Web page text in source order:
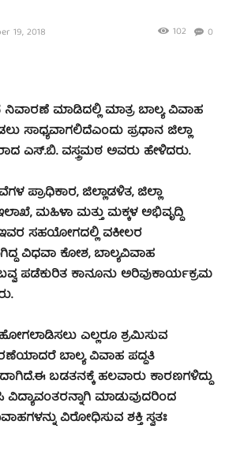
19, 2018 0
102
ಮಾಡಿದಲ್ಲಿ ಮಾತ್ರ ಬಾಲ್ಯ ವಿವಾಹ
ಸಾಧ್ಯವಾಗಲಿದೆಎಂದು ಪ್ರಧಾನ ಜಿಲ್ಲಾ
ಎಸ್.ಬಿ. ವಸ್ತ್ರಮಠ ಅವರು ಹೇಳಿದರು.
ಪ್ರಾಧಿಕಾರ, ಜಿಲ್ಲಾಡಳಿತ, ಜಿಲ್ಲಾ
ಮಹಿಳಾ ಮತ್ತು ಮಕ್ಕಳ ಅಭಿವೃದ್ದಿ
ಸಹಯೋಗದಲ್ಲಿ ವಕೀಲರ
ವಿಧವಾ ಕೋಶ, ಬಾಲ್ಯವಿವಾಹ
ಪಡೆಕುರಿತ ಕಾನೂನು ಅರಿವುಕಾರ್ಯಕ್ರಮ
ಎಲ್ಲರೂ ಶ್ರಮಿಸುವ
ಬಾಲ್ಯ ವಿವಾಹ ಪದ್ದತಿ
ಬಡತನಕ್ಕೆ ಹಲವಾರು ಕಾರಣಗಳಿದ್ದು
ವಿದ್ಯಾವಂತರನ್ನಾಗಿ ಮಾಡುವುದರಿಂದ
ವಿರೋಧಿಸುವ ಶಕ್ತಿ ಸ್ವತಃ